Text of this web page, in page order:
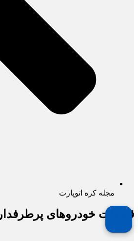
مجله کره اتوپارت
قطعات خودروهای پرطرفدار